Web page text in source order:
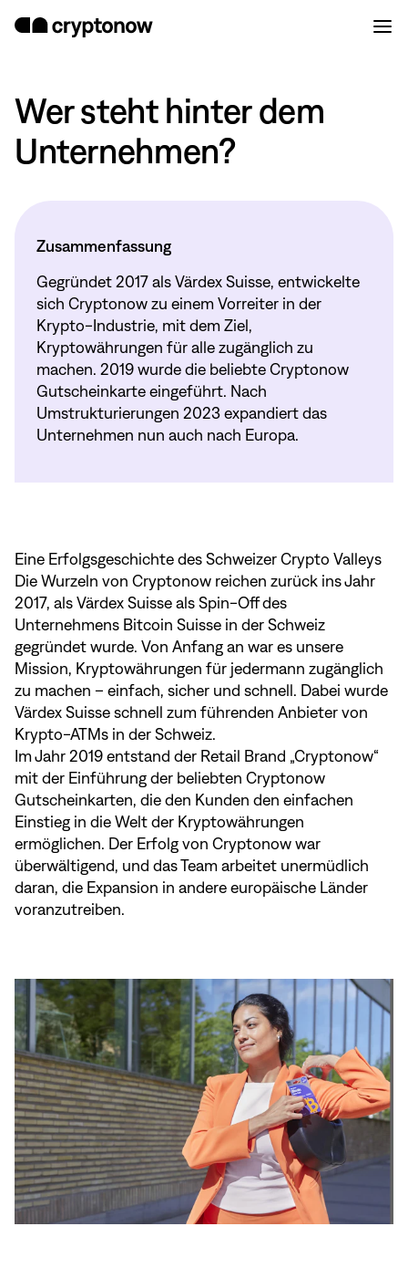
Wer steht hinter dem
Unternehmen?
Zusammenfassung
Gegründet 2017 als Värdex Suisse, entwickelte
sich Cryptonow zu einem Vorreiter in der
Krypto-Industrie, mit dem Ziel,
Kryptowährungen für alle zugänglich zu
machen. 2019 wurde die beliebte Cryptonow
Gutscheinkarte eingeführt. Nach
Umstrukturierungen 2023 expandiert das
Unternehmen nun auch nach Europa.
Eine Erfolgsgeschichte des Schweizer Crypto Valleys
Die Wurzeln von Cryptonow reichen zurück ins Jahr
2017, als Värdex Suisse als Spin-Off des
Unternehmens Bitcoin Suisse in der Schweiz
gegründet wurde. Von Anfang an war es unsere
Mission, Kryptowährungen für jedermann zugänglich
zu machen – einfach, sicher und schnell. Dabei wurde
Värdex Suisse schnell zum führenden Anbieter von
Krypto-ATMs in der Schweiz.
Im Jahr 2019 entstand der Retail Brand „Cryptonow“
mit der Einführung der beliebten Cryptonow
Gutscheinkarten, die den Kunden den einfachen
Einstieg in die Welt der Kryptowährungen
ermöglichen. Der Erfolg von Cryptonow war
überwältigend, und das Team arbeitet unermüdlich
daran, die Expansion in andere europäische Länder
voranzutreiben.